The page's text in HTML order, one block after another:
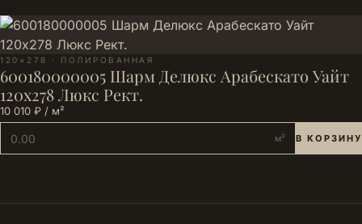
120×278 · ПОЛИРОВАННАЯ
600180000005 Шарм Делюкс Арабескато Уайт
120х278 Люкс Рект.
10 010 ₽ / м²
м² В КОРЗИНУ